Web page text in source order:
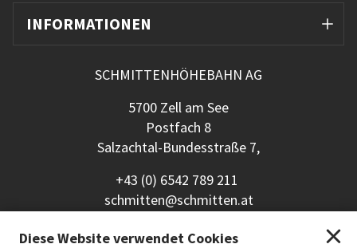
INFORMATIONEN
SCHMITTENHÖHEBAHN AG
5700 Zell am See
Postfach 8
Salzachtal-Bundesstraße 7,
+43 (0) 6542 789 211
schmitten@schmitten.at
Diese Website verwendet Cookies